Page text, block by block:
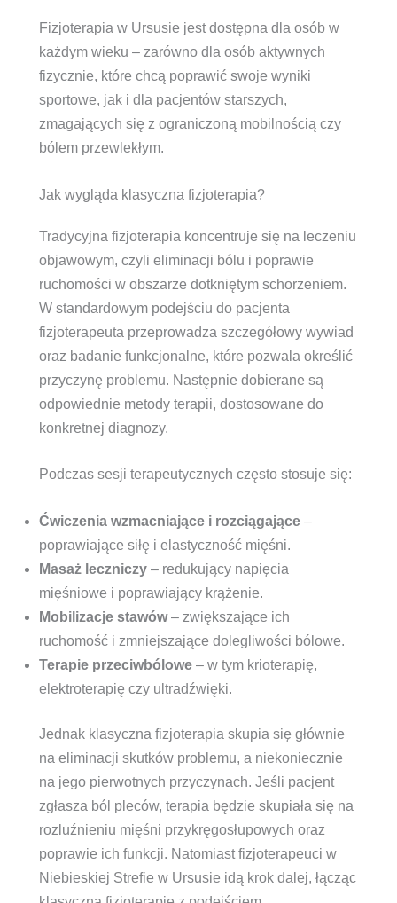
Fizjoterapia w Ursusie jest dostępna dla osób w
każdym wieku – zarówno dla osób aktywnych
fizycznie, które chcą poprawić swoje wyniki
sportowe, jak i dla pacjentów starszych,
zmagających się z ograniczoną mobilnością czy
bólem przewlekłym.
Jak wygląda klasyczna fizjoterapia?
Tradycyjna fizjoterapia koncentruje się na leczeniu
objawowym, czyli eliminacji bólu i poprawie
ruchomości w obszarze dotkniętym schorzeniem.
W standardowym podejściu do pacjenta
fizjoterapeuta przeprowadza szczegółowy wywiad
oraz badanie funkcjonalne, które pozwala określić
przyczynę problemu. Następnie dobierane są
odpowiednie metody terapii, dostosowane do
konkretnej diagnozy.
Podczas sesji terapeutycznych często stosuje się:
Ćwiczenia wzmacniające i rozciągające –
poprawiające siłę i elastyczność mięśni.
Masaż leczniczy – redukujący napięcia
mięśniowe i poprawiający krążenie.
Mobilizacje stawów– zwiększające ich
ruchomość i zmniejszające dolegliwości bólowe.
Terapie przeciwbólowe – w tym krioterapię,
elektroterapię czy ultradźwięki.
Jednak klasyczna fizjoterapia skupia się głównie
na eliminacji skutków problemu, a niekoniecznie
na jego pierwotnych przyczynach. Jeśli pacjent
zgłasza ból pleców, terapia będzie skupiała się na
rozluźnieniu mięśni przykręgosłupowych oraz
poprawie ich funkcji. Natomiast fizjoterapeuci w
Niebieskiej Strefie w Ursusie idą krok dalej, łącząc